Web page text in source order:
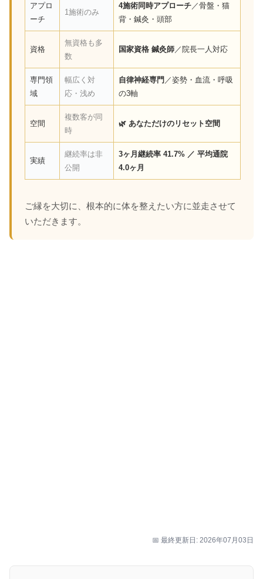
アプロ
ーチ
1施術のみ
4施術同時アプローチ ／骨盤・猫
背・鍼灸・頭部
資格
無資格も多
数
国家資格 鍼灸師 ／院長一人対応
専門領
域
幅広く対
応・浅め
自律神経専門 ／姿勢・血流・呼吸
の3軸
空間
複数客が同
時
🌿 あなただけのリセット空間
実績
継続率は非
公開
3ヶ月継続率 41.7% ／ 平均通院
4.0ヶ月
ご縁を大切に、根本的に体を整えたい方に並走させて
いただきます。
📅 最終更新日: 2026年07月03日